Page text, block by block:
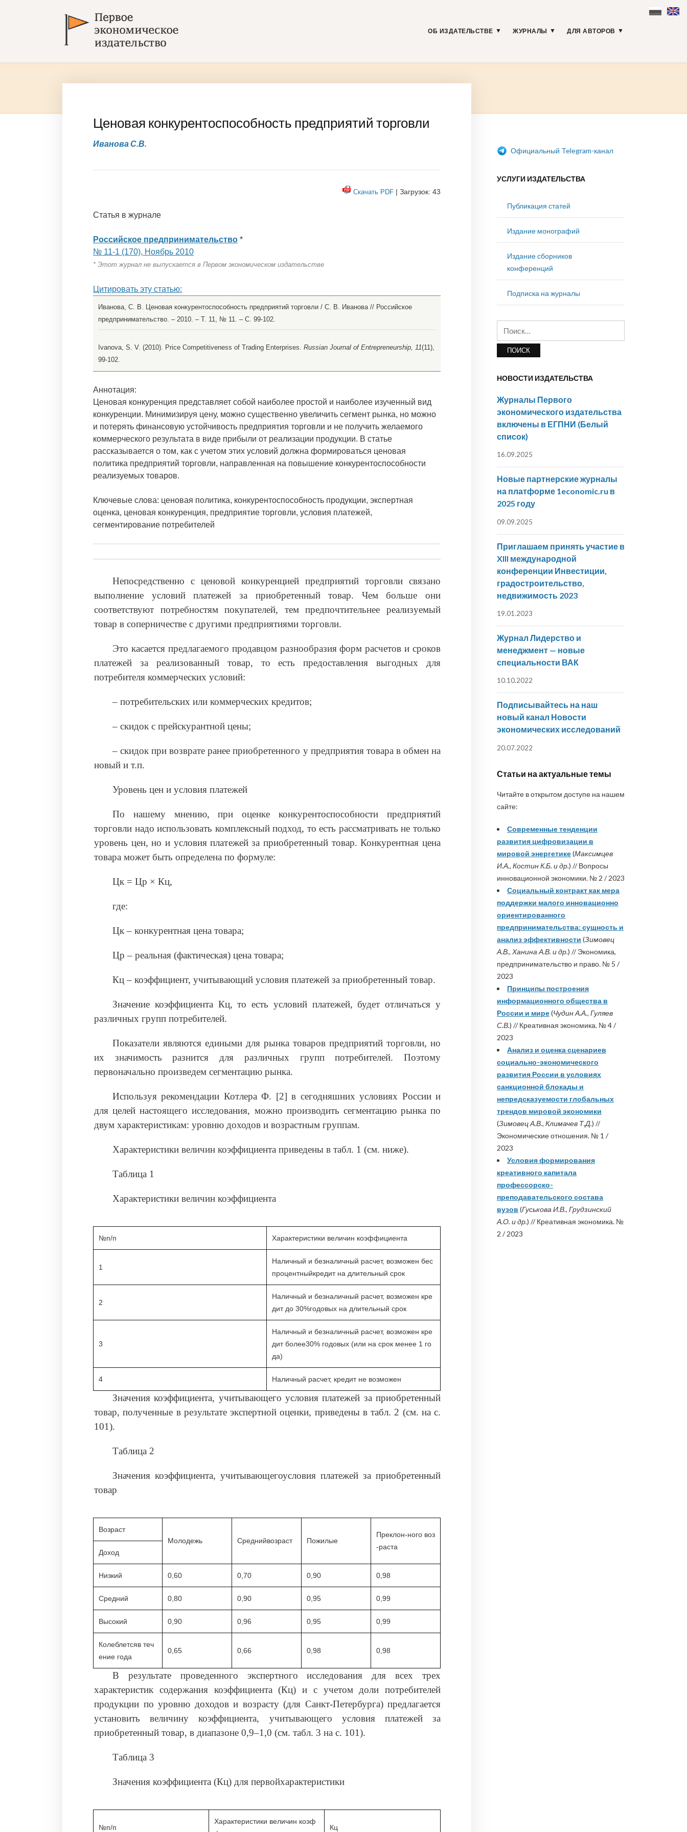
ОБ ИЗДАТЕЛЬСТВЕ ЖУРНАЛЫ ДЛЯ АВТОРОВ
Ценовая конкурентоспособность предприятий торговли
Иванова С.В.
Скачать PDF | Загрузок: 43
Статья в журнале
Российское предпринимательство *
№ 11-1 (170), Ноябрь 2010
* Этот журнал не выпускается в Первом экономическом издательстве
Цитировать эту статью:
Иванова, С. В. Ценовая конкурентоспособность предприятий торговли / С. В. Иванова // Российское
предпринимательство. – 2010. – Т. 11, № 11. – С. 99-102.
Ivanova, S. V. (2010). Price Competitiveness of Trading Enterprises. Russian Journal of Entrepreneurship, 11(11),
99-102.
Аннотация:
Ценовая конкуренция представляет собой наиболее простой и наиболее изученный вид
конкуренции. Минимизируя цену, можно существенно увеличить сегмент рынка, но можно
и потерять финансовую устойчивость предприятия торговли и не получить желаемого
коммерческого результата в виде прибыли от реализации продукции. В статье
рассказывается о том, как с учетом этих условий должна формироваться ценовая
политика предприятий торговли, направленная на повышение конкурентоспособности
реализуемых товаров.
Ключевые слова: ценовая политика, конкурентоспособность продукции, экспертная
оценка, ценовая конкуренция, предприятие торговли, условия платежей,
сегментирование потребителей
Непосредственно с ценовой конкуренцией предприятий торговли связано
выполнение условий платежей за приобретенный товар. Чем больше они
соответствуют потребностям покупателей, тем предпочтительнее реализуемый
товар в соперничестве с другими предприятиями торговли.
Это касается предлагаемого продавцом разнообразия форм расчетов и сроков
платежей за реализованный товар, то есть предоставления выгодных для
потребителя коммерческих условий:
– потребительских или коммерческих кредитов;
– скидок с прейскурантной цены;
– скидок при возврате ранее приобретенного у предприятия товара в обмен на
новый и т.п.
Уровень цен и условия платежей
По нашему мнению, при оценке конкурентоспособности предприятий
торговли надо использовать комплексный подход, то есть рассматривать не только
уровень цен, но и условия платежей за приобретенный товар. Конкурентная цена
товара может быть определена по формуле:
Цк = Цр × Кц,
где:
Цк – конкурентная цена товара;
Цр – реальная (фактическая) цена товара;
Кц – коэффициент, учитывающий условия платежей за приобретенный товар.
Значение коэффициента Кц, то есть условий платежей, будет отличаться у
различных групп потребителей.
Показатели являются едиными для рынка товаров предприятий торговли, но
их значимость разнится для различных групп потребителей. Поэтому
первоначально произведем сегментацию рынка.
Используя рекомендации Котлера Ф. [2] в сегодняшних условиях России и
для целей настоящего исследования, можно производить сегментацию рынка по
двум характеристикам: уровню доходов и возрастным группам.
Характеристики величин коэффициента приведены в табл. 1 (см. ниже).
Таблица 1
Характеристики величин коэффициента
№п/п Характеристики величин коэффициента
1
Наличный и безналичный расчет, возможен бес
процентныйкредит на длительный срок
2
Наличный и безналичный расчет, возможен кре
дит до 30%годовых на длительный срок
3
Наличный и безналичный расчет, возможен кре
дит более30% годовых (или на срок менее 1 го
да)
4 Наличный расчет, кредит не возможен
Значения коэффициента, учитывающего условия платежей за приобретенный
товар, полученные в результате экспертной оценки, приведены в табл. 2 (см. на с.
101).
Таблица 2
Значения коэффициента, учитывающегоусловия платежей за приобретенный
товар
Возраст
Молодежь
Среднийвозраст Пожилые
Преклон-ного воз
-раста
Доход
Низкий 0,60 0,70 0,90 0,98
Средний 0,80 0,90 0,95 0,99
Высокий 0,90 0,96 0,95 0,99
Колеблетсяв теч
ение года
0,65 0,66 0,98 0,98
В результате проведенного экспертного исследования для всех трех
характеристик содержания коэффициента (Кц) и с учетом доли потребителей
продукции по уровню доходов и возрасту (для Санкт-Петербурга) предлагается
установить величину коэффициента, учитывающего условия платежей за
приобретенный товар, в диапазоне 0,9–1,0 (см. табл. 3 на с. 101).
Таблица 3
Значения коэффициента (Кц) для первойхарактеристики
№п/п
Характеристики величин коэф
Кц
Официальный Telegram-канал
УСЛУГИ ИЗДАТЕЛЬСТВА
Публикация статей
Издание монографий
Издание сборников
конференций
Подписка на журналы
НОВОСТИ ИЗДАТЕЛЬСТВА
Журналы Первого
экономического издательства
включены в ЕГПНИ (Белый
список)
16.09.2025
Новые партнерские журналы
на платформе 1economic.ru в
2025 году
09.09.2025
Приглашаем принять участие в
XIII международной
конференции Инвестиции,
градостроительство,
недвижимость 2023
19.01.2023
Журнал Лидерство и
менеджмент — новые
специальности ВАК
10.10.2022
Подписывайтесь на наш
новый канал Новости
экономических исследований
20.07.2022
Статьи на актуальные темы
Читайте в открытом доступе на нашем
сайте:
Современные тенденции
развития цифровизации в
мировой энергетике(Максимцев
И.А., Костин К.Б. и др.) // Вопросы
инновационной экономики. № 2 / 2023
Социальный контракт как мера
поддержки малого инновационно
ориентированного
предпринимательства: сущность и
анализ эффективности (Зимовец
А.В., Ханина А.В. и др.) // Экономика,
предпринимательство и право. № 5 /
2023
Принципы построения
информационного общества в
России и мире(Чудин А.А., Гуляев
С.В.) // Креативная экономика. № 4 /
2023
Анализ и оценка сценариев
социально-экономического
развития России в условиях
санкционной блокады и
непредсказуемости глобальных
трендов мировой экономики
(Зимовец А.В., Климачев Т.Д.) //
Экономические отношения. № 1 /
2023
Условия формирования
креативного капитала
профессорско-
преподавательского состава
вузов (Гуськова И.В., Грудзинский
А.О. и др.) // Креативная экономика. №
2 / 2023